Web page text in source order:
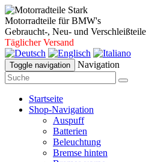
Motorradteile für BMW's
Gebraucht-, Neu- und
Täglicher Versand
Toggle navigation Navigation
Startseite
Shop-Navigation
Auspuff
Batterien
Beleuchtung
Bremse hinten